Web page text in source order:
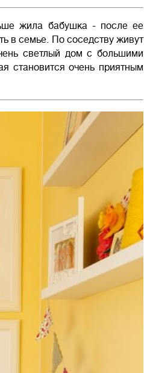
жила бабушка - после ее
в семье. По соседству живут
светлый дом с большими
становится очень приятным